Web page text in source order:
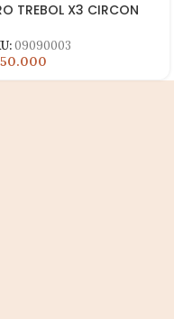
TREBOL X3 CIRCON
09090003